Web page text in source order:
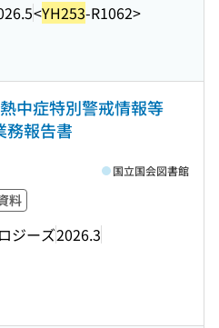
<YH253-R1062>
中症特別警戒情報等
務報告書
料
ジーズ2026.3
国立国会図書館